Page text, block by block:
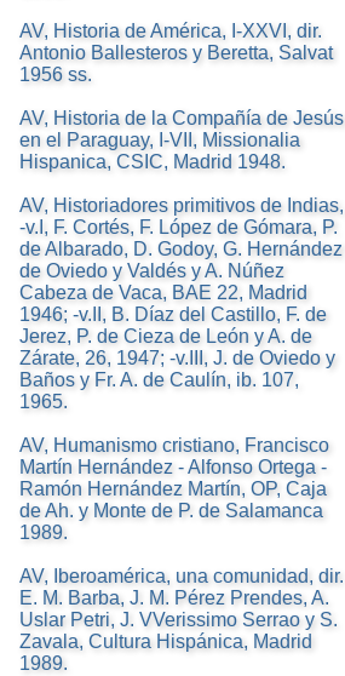
AV, Historia de América, I-XXVI, dir.
Antonio Ballesteros y Beretta, Salvat
1956 ss.
AV, Historia de la Compañía de Jesús
en el Paraguay, I-VII, Missionalia
Hispanica, CSIC, Madrid 1948.
AV, Historiadores primitivos de Indias,
-v.I, F. Cortés, F. López de Gómara, P.
de Albarado, D. Godoy, G. Hernández
de Oviedo y Valdés y A. Núñez
Cabeza de Vaca, BAE 22, Madrid
1946; -v.II, B. Díaz del Castillo, F. de
Jerez, P. de Cieza de León y A. de
Zárate, 26, 1947; -v.III, J. de Oviedo y
Baños y Fr. A. de Caulín, ib. 107,
1965.
AV, Humanismo cristiano, Francisco
Martín Hernández - Alfonso Ortega -
Ramón Hernández Martín, OP, Caja
de Ah. y Monte de P. de Salamanca
1989.
AV, Iberoamérica, una comunidad, dir.
E. M. Barba, J. M. Pérez Prendes, A.
Uslar Petri, J. VVerissimo Serrao y S.
Zavala, Cultura Hispánica, Madrid
1989.